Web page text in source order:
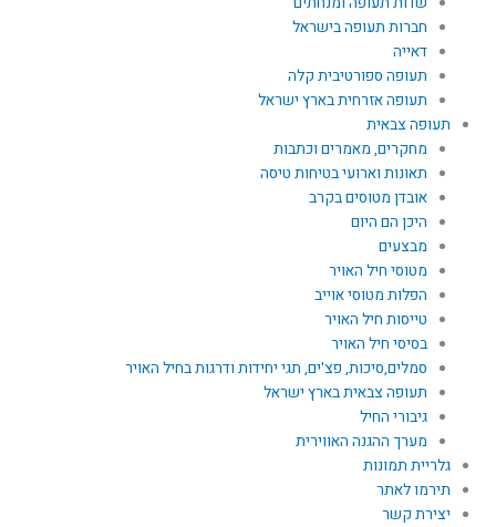
חברות תעופה בישראל
דאייה
תעופה ספורטיבית קלה
תעופה אזרחית בארץ ישראל
תעופה צבאית
מחקרים, מאמרים וכתבות
תאונות וארועי בטיחות טיסה
אובדן מטוסים בקרב
היכן הם היום
מבצעים
מטוסי חיל האויר
הפלות מטוסי אוייב
טייסות חיל האויר
בסיסי חיל האויר
סמלים,סיכות, פצ'ים, תגי יחידות ודרגות בחיל האויר
תעופה צבאית בארץ ישראל
גיבורי החיל
מערך ההגנה האווירית
גלריית תמונות
תירמו לאתר
יצירת קשר